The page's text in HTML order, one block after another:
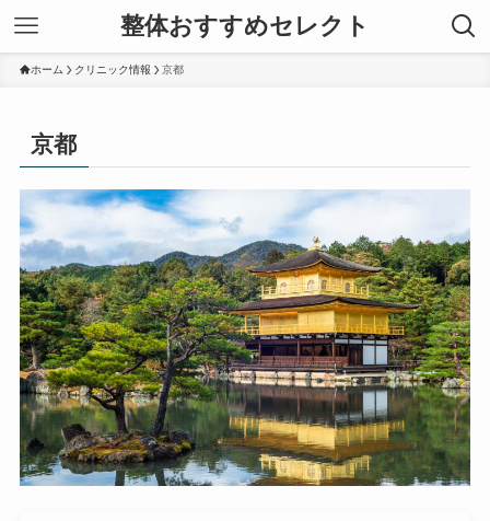
整体おすすめセレクト
ホーム クリニック情報 京都
京都